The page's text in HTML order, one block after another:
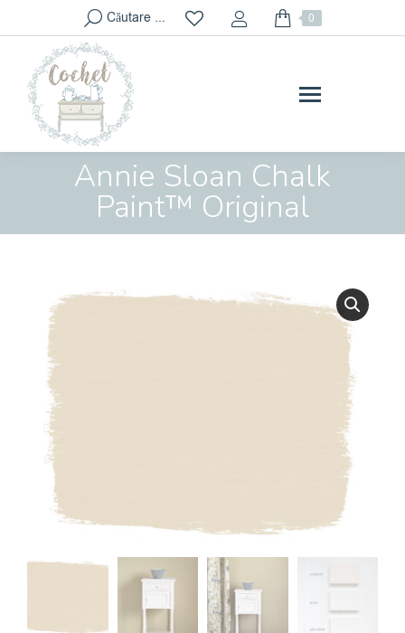
Search:Căutare ... 0
Annie Sloan Chalk
Paint™ Original
You are here: